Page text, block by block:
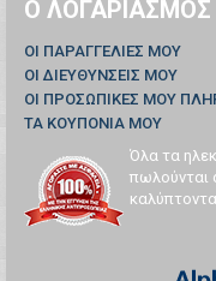
Ο
ΟΙ ΠΑΡΑΓΓΕΛΊΕΣ ΜΟΥ
ΟΙ ΔΙΕΥΘΎΝΣΕΙΣ ΜΟΥ
ΟΙ ΠΡΟΣΩΠΙΚΈΣ ΜΟΥ
ΤΑ ΚΟΥΠΌΝΙΑ ΜΟΥ
Όλα τα
πωλούνται